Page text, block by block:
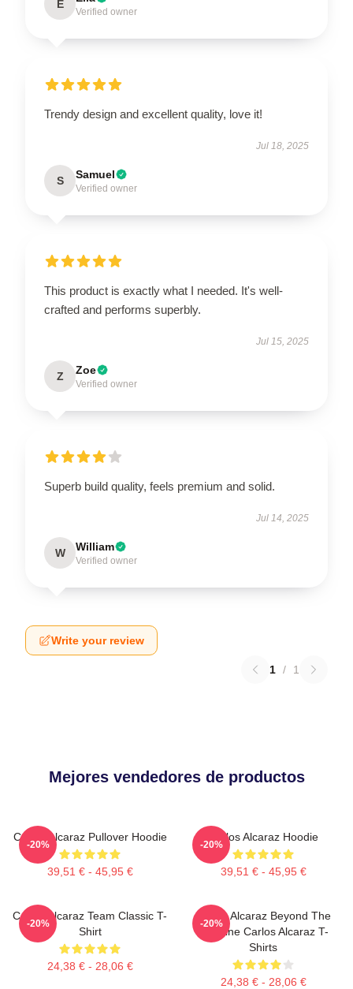
E
Verified owner
Trendy design and excellent quality, love it!
Jul 18, 2025
S Samuel
Verified owner
This product is exactly what I needed. It's well-
crafted and performs superbly.
Jul 15, 2025
Z Zoe
Verified owner
Superb build quality, feels premium and solid.
Jul 14, 2025
W William
Verified owner
Write your review
1 / 1
Mejores vendedores de productos
Carlos Alcaraz Pullover Hoodie
39,51 € - 45,95 €
-20%
Carlos Alcaraz Hoodie
39,51 € - 45,95 €
-20%
Carlos Alcaraz Team Classic T-
Shirt
24,38 € - 28,06 €
-20%
Carlos Alcaraz Beyond The
Baseline Carlos Alcaraz T-
Shirts
24,38 € - 28,06 €
-20%